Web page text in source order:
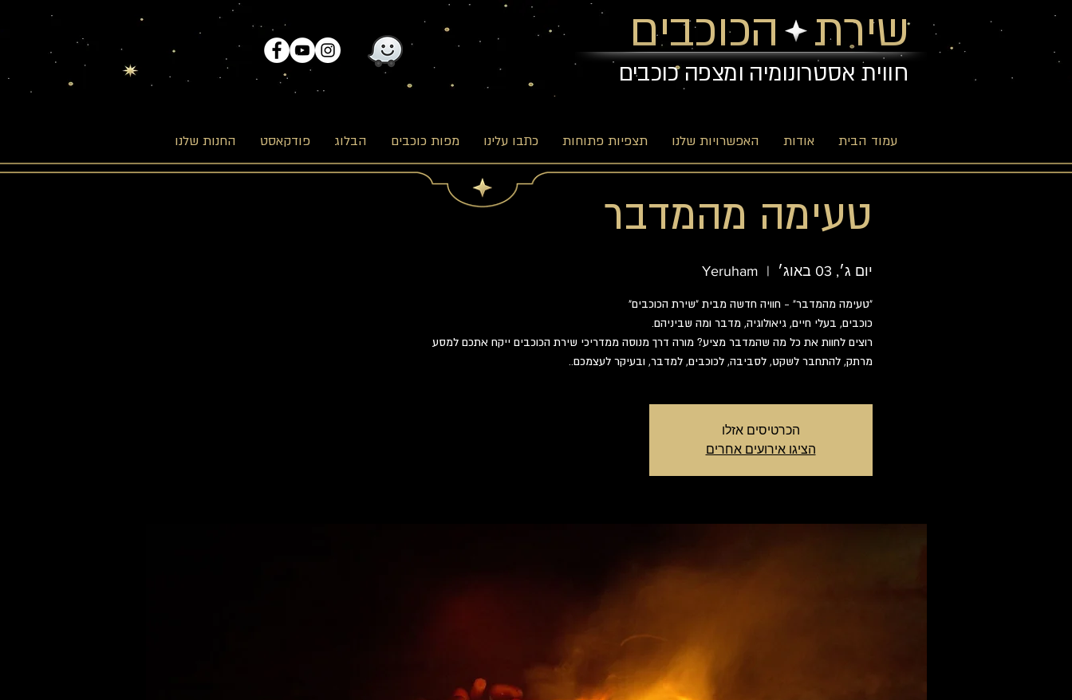
שירת הכוכבים
חווית אסטרונומיה ומצפה כוכבים
עמוד הבית אודות האפשרויות שלנו תצפיות פתוחות כתבו עלינו מפות כוכבים הבלוג פודקאסט החנות שלנו
טעימה מהמדבר
יום ג׳, 03 באוג׳
  |
Yeruham
רוצים לחוות את כל מה שהמדבר מציע? מורה דרך מנוסה ממדריכי שירת הכוכבים ייקח אתכם למסע
מרתק, להתחבר לשקט, לסביבה, לכוכבים, למדבר, ובעיקר לעצמכם..
הכרטיסים אזלו
הציגו אירועים אחרים